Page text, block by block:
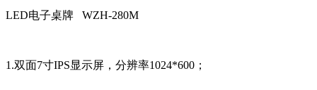
LED电子桌牌 WZH-280M
1.双面7寸IPS显示屏，分辨率1024*600；